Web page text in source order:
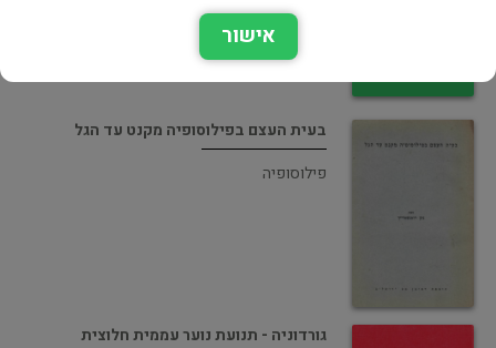
בעית העצם בפילוסופיה מקנט עד הגל
פילוסופיה
גורדוניה - תנועת נוער עממית חלוצית
אישור